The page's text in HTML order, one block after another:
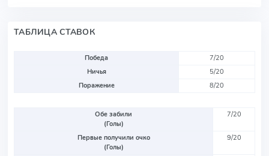
ТАБЛИЦА СТАВОК
Победа
7/20
Ничья
5/20
Поражение
8/20
Обе забили
(Голы)
7/20
Первые получили очко
(Голы)
9/20